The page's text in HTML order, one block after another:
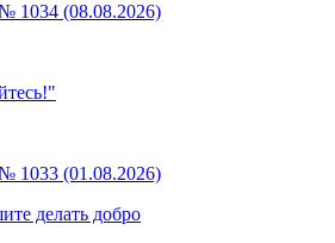
1034 (08.08.2026)
1033 (01.08.2026)